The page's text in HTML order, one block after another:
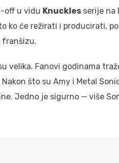
off u vidu Knuckles serije na
ko će režirati i producirati,
franšizu.
velika. Fanovi godinama
što su Amy i Metal
Jedno je sigurno — više